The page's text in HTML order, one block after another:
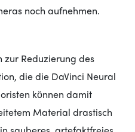
noch aufnehmen.
zur Reduzierung des
die die DaVinci Neural
können damit
Material drastisch